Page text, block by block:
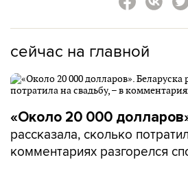
сейчас на главной
«Около 20 000
рассказала, сколько
комментариях разгорелся